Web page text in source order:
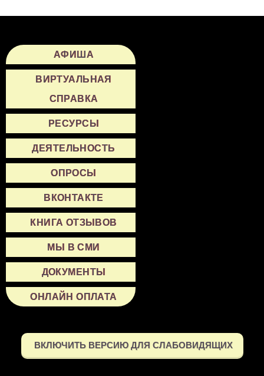
АФИША
ВИРТУАЛЬНАЯ
СПРАВКА
РЕСУРСЫ
ДЕЯТЕЛЬНОСТЬ
ОПРОСЫ
ВКОНТАКТЕ
КНИГА ОТЗЫВОВ
МЫ В СМИ
ДОКУМЕНТЫ
ОНЛАЙН ОПЛАТА
ВКЛЮЧИТЬ ВЕРСИЮ ДЛЯ СЛАБОВИДЯЩИХ